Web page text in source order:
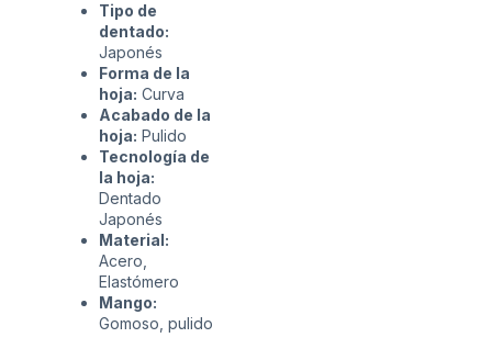
Tipo de
dentado:
Japonés
Forma de la
hoja: Curva
Acabado de la
hoja: Pulido
Tecnología de
la hoja:
Dentado
Japonés
Material:
Acero,
Elastómero
Mango:
Gomoso, pulido